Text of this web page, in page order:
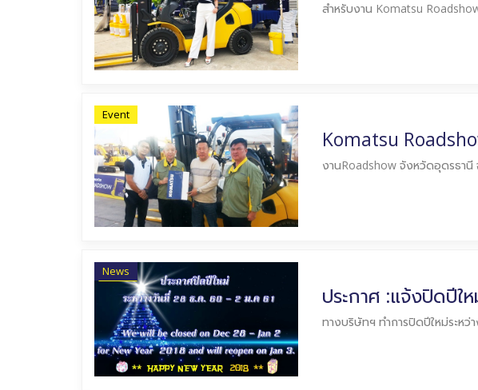
สำหรับงาน Komatsu
Event
Komatsu
งานRoadshow จังหวัดอุดรธา
News
ประกาศ :แจ้งปิดปี
ทางบริษัทฯ ทำการปิดปีใหม่ระหว่